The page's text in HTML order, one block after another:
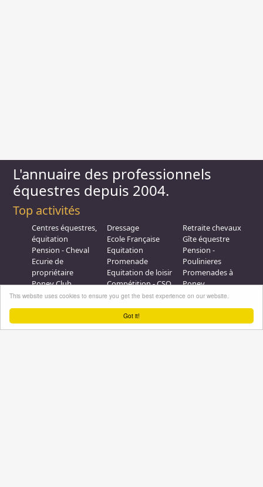
Got it!
This website uses cookies to ensure you get the best experience on our website.
L'annuaire des professionnels
équestres depuis 2004.
Top activités
Centres équestres,
équitation
Pension - Cheval
Ecurie de
propriétaire
Poney Club
Pension - Poney
Débourrage
Dressage
Ecole Française
Equitation
Promenade
Equitation de loisir
Compétition - CSO
Promenades à
Cheval
Galops - Equitation
Retraite chevaux
Gîte équestre
Pension -
Poulinieres
Promenades à
Poney
Saut d obstacle
Relais étape
Plus d'infos